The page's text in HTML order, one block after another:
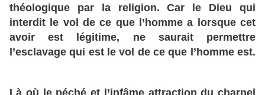
théologique par la religion. Car le Dieu qui
interdit le vol de ce que l’homme a lorsque cet
avoir est légitime, ne saurait permettre
l’esclavage qui est le vol de ce que l’homme est.